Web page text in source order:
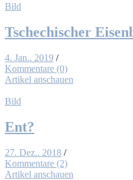
Bild
Tsche­chi­scher
4. Jan.. 2019 /
Kommentare (0)
Artikel anschauen
Bild
Ent?
27. Dez.. 2018 /
Kommentare (2)
Artikel anschauen